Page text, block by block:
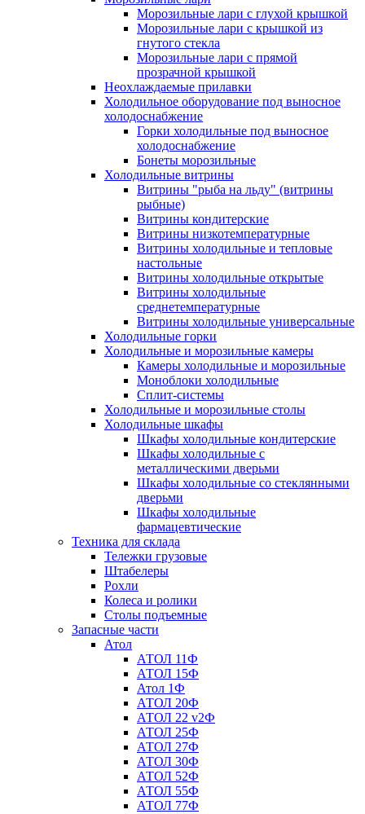
Морозильные лари с глухой крышкой
Морозильные лари с крышкой из
гнутого стекла
Морозильные лари с прямой
прозрачной крышкой
Неохлаждаемые прилавки
Холодильное оборудование под выносное
холодоснабжение
Горки холодильные под выносное
холодоснабжение
Бонеты морозильные
Холодильные витрины
Витрины "рыба на льду" (витрины
рыбные)
Витрины кондитерские
Витрины низкотемпературные
Витрины холодильные и тепловые
настольные
Витрины холодильные открытые
Витрины холодильные
среднетемпературные
Витрины холодильные универсальные
Холодильные горки
Холодильные и морозильные камеры
Камеры холодильные и морозильные
Моноблоки холодильные
Сплит-системы
Холодильные и морозильные столы
Холодильные шкафы
Шкафы холодильные кондитерские
Шкафы холодильные с
металлическими дверьми
Шкафы холодильные со стеклянными
дверьми
Шкафы холодильные
фармацевтические
Техника для склада
Тележки грузовые
Штабелеры
Рохли
Колеса и ролики
Столы подъемные
Запасные части
Атол
АТОЛ 11Ф
АТОЛ 15Ф
Атол 1Ф
АТОЛ 20Ф
АТОЛ 22 v2Ф
АТОЛ 25Ф
АТОЛ 27Ф
АТОЛ 30Ф
АТОЛ 52Ф
АТОЛ 55Ф
АТОЛ 77Ф